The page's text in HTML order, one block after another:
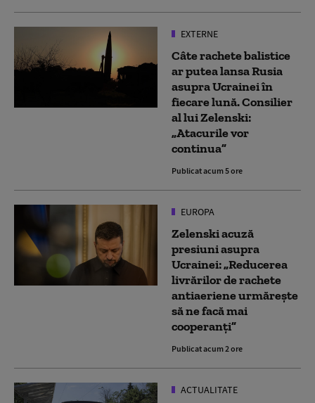
EXTERNE
Câte rachete balistice
ar putea lansa Rusia
asupra Ucrainei în
fiecare lună. Consilier
al lui Zelenski:
„Atacurile vor
continua”
Publicat acum 5 ore
EUROPA
Zelenski acuză
presiuni asupra
Ucrainei: „Reducerea
livrărilor de rachete
antiaeriene urmărește
să ne facă mai
cooperanți”
Publicat acum 2 ore
ACTUALITATE